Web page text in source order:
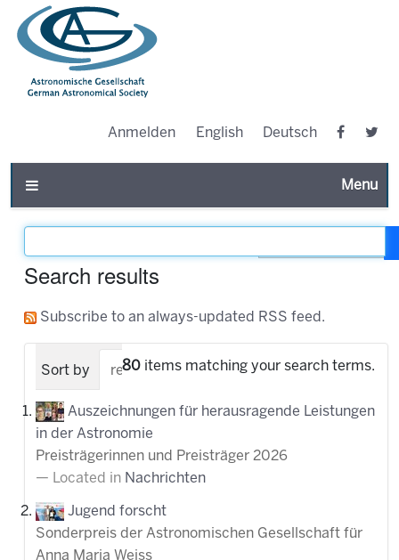
Anmelden English Deutsch
Toggle
Search results
Subscribe to an always-updated RSS feed.
80 items matching your search terms.
Sort by relevance date (newest first)
Auszeichnungen für herausragende Leistungen
in der Astronomie
Preisträgerinnen und Preisträger 2026
Located in Nachrichten
Jugend forscht
Sonderpreis der Astronomischen Gesellschaft für
Anna Maria Weiss